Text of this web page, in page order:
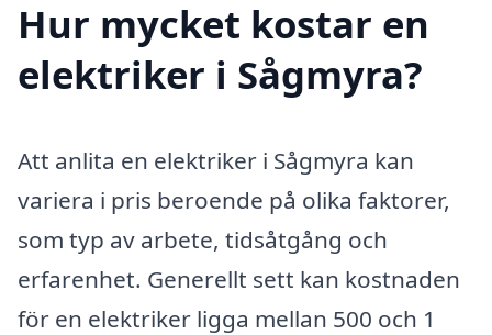
Hur mycket kostar en
elektriker i Sågmyra?
Att anlita en elektriker i Sågmyra kan
variera i pris beroende på olika faktorer,
som typ av arbete, tidsåtgång och
erfarenhet. Generellt sett kan kostnaden
för en elektriker ligga mellan 500 och 1